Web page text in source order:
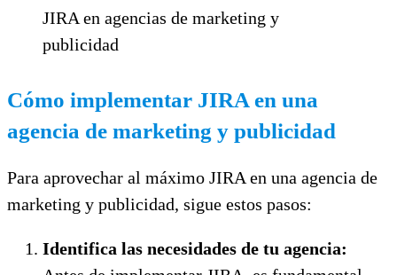
JIRA en agencias de marketing y
publicidad
Cómo implementar JIRA en una
agencia de marketing y publicidad
Para aprovechar al máximo JIRA en una agencia de
marketing y publicidad, sigue estos pasos:
Identifica las necesidades de tu agencia: